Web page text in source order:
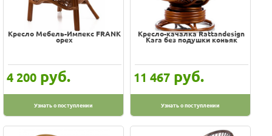
Кресло Мебель-Импекс FRANK
орех
4 200 руб.
Узнать о поступлении
Кресло-качалка Rattandesign
Kara без подушки коньяк
11 467 руб.
Узнать о поступлении